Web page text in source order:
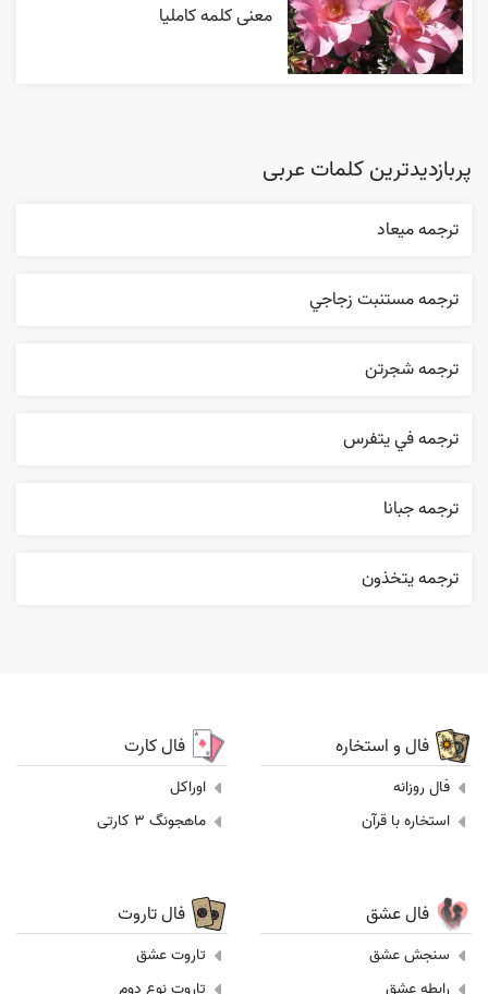
معنی کلمه کاملیا
پربازدیدترین کلمات عربی
ترجمه ميعاد
ترجمه مستنبت زجاجي
ترجمه شجرتن
ترجمه في يتفرس
ترجمه جبانا
ترجمه يتخذون
فال و استخاره
فال روزانه
استخاره با قرآن
فال کارت
اوراکل
ماهجونگ 3 کارتی
فال عشق
سنجش عشق
فال تاروت
تاروت عشق